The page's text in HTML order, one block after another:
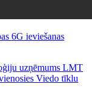
6G ieviešanas
uzņēmums LMT
Viedo tīklu